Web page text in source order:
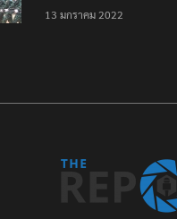
ประชาชนต้องชนะ
13 มกราคม 2022